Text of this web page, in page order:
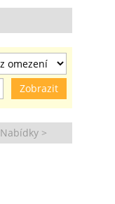
Nabídky >